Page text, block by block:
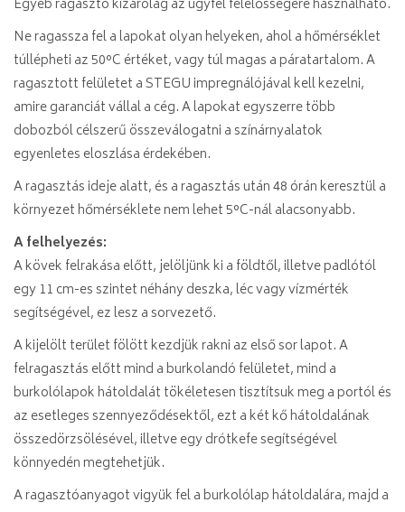
Egyéb ragasztó kizárólag az ügyfél felelősségére használható.
Ne ragassza fel a lapokat olyan helyeken, ahol a hőmérséklet
túllépheti az 50°C értéket, vagy túl magas a páratartalom. A
ragasztott felületet a STEGU impregnálójával kell kezelni,
amire garanciát vállal a cég. A lapokat egyszerre több
dobozból célszerű összeválogatni a színárnyalatok
egyenletes eloszlása érdekében.
A ragasztás ideje alatt, és a ragasztás után 48 órán keresztül a
környezet hőmérséklete nem lehet 5°C-nál alacsonyabb.
A felhelyezés:
A kövek felrakása előtt, jelöljünk ki a földtől, illetve padlótól
egy 11 cm-es szintet néhány deszka, léc vagy vízmérték
segítségével, ez lesz a sorvezető.
A kijelölt terület fölött kezdjük rakni az első sor lapot. A
felragasztás előtt mind a burkolandó felületet, mind a
burkolólapok hátoldalát tökéletesen tisztítsuk meg a portól és
az esetleges szennyeződésektől, ezt a két kő hátoldalának
összedörzsölésével, illetve egy drótkefe segítségével
könnyedén megtehetjük.
A ragasztóanyagot vigyük fel a burkolólap hátoldalára, majd a